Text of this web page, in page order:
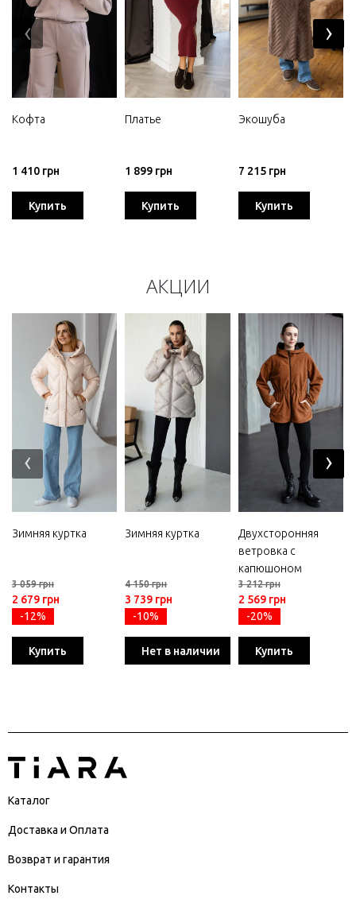
Кофта
1 410 грн
Купить
Платье
1 899 грн
Купить
Экошуба
7 215 грн
Купить
‹ ›
АКЦИИ
Зимняя куртка
3 059 грн
2 679 грн
-12%
Купить
Зимняя куртка
4 150 грн
3 739 грн
-10%
Нет в наличии
Двухсторонняя
ветровка с
капюшоном
3 212 грн
2 569 грн
-20%
Купить
‹ ›
Каталог
Доставка и Оплата
Возврат и гарантия
Контакты